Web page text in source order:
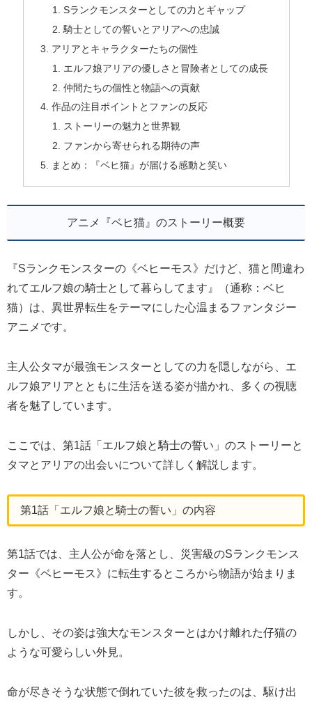
Sランクモンスターとしての力とギャップ
騎士としての誓いとアリアへの忠誠
アリアとキャラクターたちの個性
エルフ娘アリアの優しさと冒険者としての成長
仲間たちの個性と物語への貢献
作品の注目ポイントとファンの反応
ストーリーの魅力と世界観
ファンから寄せられる期待の声
まとめ：『ベヒ猫』が届ける感動と笑い
アニメ『ベヒ猫』のストーリー概要
『Sランクモンスターの《ベヒーモス》だけど、猫と間違わ
れてエルフ娘の騎士として暮らしてます』（通称：ベヒ
猫）は、異世界転生をテーマにした心温まるファンタジー
アニメです。
主人公タマが最強モンスターとしての力を隠しながら、エ
ルフ娘アリアとともに生活を送る姿が描かれ、多くの視聴
者を魅了しています。
ここでは、第1話「エルフ娘と騎士の誓い」のストーリーと
タマとアリアの出会いについて詳しく解説します。
第1話「エルフ娘と騎士の誓い」の内容
第1話では、主人公が命を落とし、災害級のSランクモンス
ター《ベヒーモス》に転生するところから物語が始まりま
す。
しかし、その姿は強大なモンスターとはかけ離れた仔猫の
ような可愛らしい外見。
命が尽きそうな状態で倒れていた彼を救ったのは、駆け出